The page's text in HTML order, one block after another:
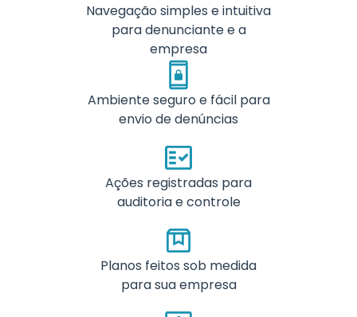
Navegação simples e intuitiva
para denunciante e a
empresa
Ambiente seguro e fácil para
envio de denúncias
Ações registradas para
auditoria e controle
Planos feitos sob medida
para sua empresa